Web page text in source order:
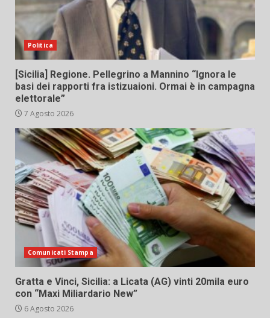
Politica
[Sicilia] Regione. Pellegrino a Mannino “Ignora le
basi dei rapporti fra istizuaioni. Ormai è in campagna
elettorale”
7 Agosto 2026
Comunicati Stampa
Gratta e Vinci, Sicilia: a Licata (AG) vinti 20mila euro
con “Maxi Miliardario New”
6 Agosto 2026